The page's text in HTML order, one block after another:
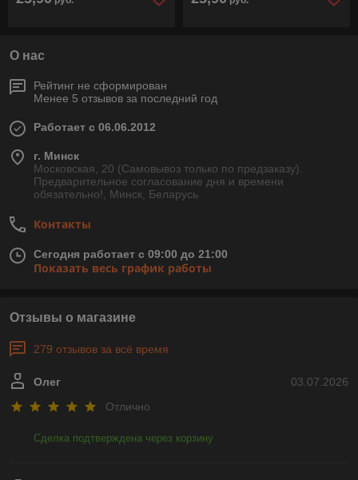
О нас
Рейтинг не сформирован
Менее 5 отзывов за последний год
Работает с 06.06.2012
г. Минск
Московская, 20 (Самовывоз только по предзаказу).
Предварительное согласование дня и времени
обязательно!, Минск, Беларусь
Контакты
Сегодня работает с 09:00 до 21:00
Показать весь график работы
Отзывы о магазине
279 отзывов за всё время
03.07.2026
Олег
Отлично
Сделка подтверждена через корзину